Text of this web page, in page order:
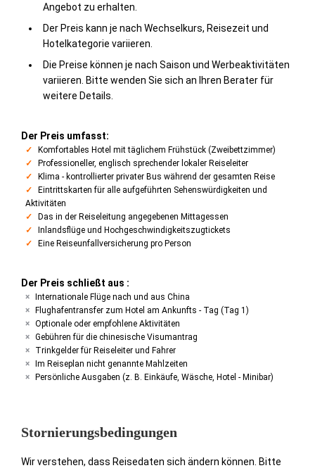
Angebot zu erhalten.
Der Preis kann je nach Wechselkurs, Reisezeit und
Hotelkategorie variieren.
Die Preise können je nach Saison und Werbeaktivitäten
variieren. Bitte wenden Sie sich an Ihren Berater für
weitere Details.
Der Preis umfasst:
Komfortables Hotel mit täglichem Frühstück (Zweibettzimmer)
Professioneller, englisch sprechender lokaler Reiseleiter
Klima - kontrollierter privater Bus während der gesamten Reise
Eintrittskarten für alle aufgeführten Sehenswürdigkeiten und
Aktivitäten
Das in der Reiseleitung angegebenen Mittagessen
Inlandsflüge und Hochgeschwindigkeitszugtickets
Eine Reiseunfallversicherung pro Person
Der Preis schließt aus :
Internationale Flüge nach und aus China
Flughafentransfer zum Hotel am Ankunfts - Tag (Tag 1)
Optionale oder empfohlene Aktivitäten
Gebühren für die chinesische Visumantrag
Trinkgelder für Reiseleiter und Fahrer
Im Reiseplan nicht genannte Mahlzeiten
Persönliche Ausgaben (z. B. Einkäufe, Wäsche, Hotel - Minibar)
Stornierungsbedingungen
Wir verstehen, dass Reisedaten sich ändern können. Bitte